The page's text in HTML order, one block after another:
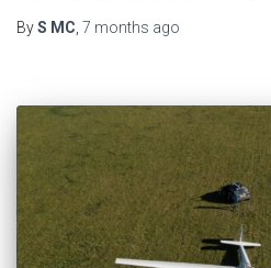
ByS MC, 7 months ago